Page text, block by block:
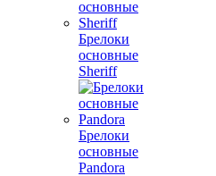
Брелоки
основные
Sheriff
Брелоки
основные
Pandora